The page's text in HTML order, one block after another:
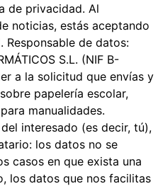
de privacidad. Al
noticias, estás aceptando
de datos:
S.L. (NIF B-
a la solicitud que envías y
papelería escolar,
manualidades.
interesado (es decir, tú),
los datos no se
casos en que exista una
los datos que nos facilitas